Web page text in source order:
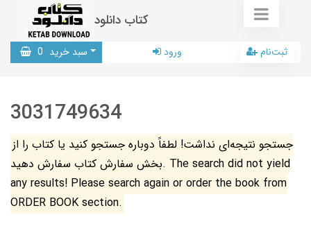
کتاب دانلود
سبد خرید 0 ورود ثبت‌نام
3031749634
جستجو نتیجه‌ای نداشت! لطفاً دوباره جستجو کنید یا کتاب را از
بخش سفارش کتاب سفارش دهید. The search did not yield
any results! Please search again or order the book from
ORDER BOOK section.